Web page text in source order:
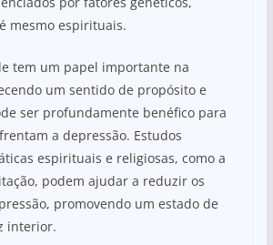
mesmo espirituais.
tem um papel importante na
um sentido de propósito e
ser profundamente benéfico para
a depressão. Estudos
espirituais e religiosas, como a
podem ajudar a reduzir os
promovendo um estado de
interior.